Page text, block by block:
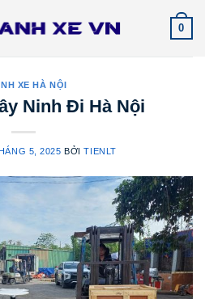
0
XE HÀ NỘI
Ninh Đi Hà Nội
5, 2025 BỞITIENLT